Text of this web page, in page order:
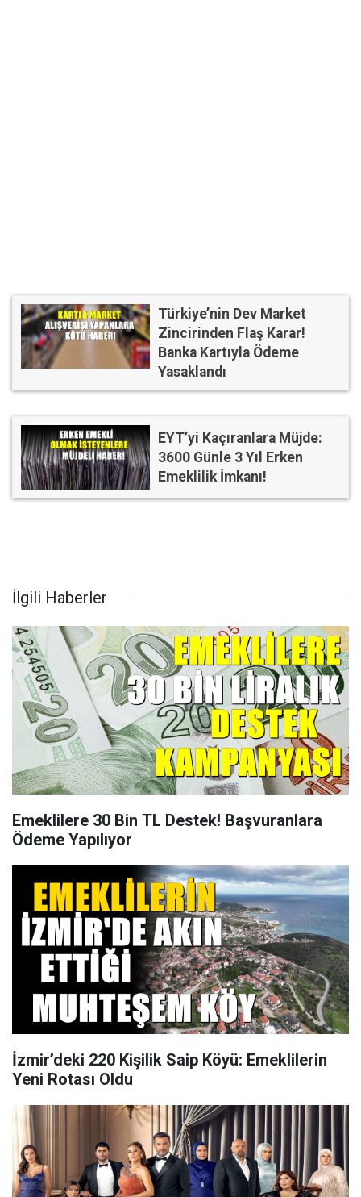
Türkiye’nin Dev Market
Zincirinden Flaş Karar!
Banka Kartıyla Ödeme
Yasaklandı
EYT’yi Kaçıranlara Müjde:
3600 Günle 3 Yıl Erken
Emeklilik İmkanı!
İlgili Haberler
Emeklilere 30 Bin TL Destek! Başvuranlara
Ödeme Yapılıyor
İzmir’deki 220 Kişilik Saip Köyü: Emeklilerin
Yeni Rotası Oldu